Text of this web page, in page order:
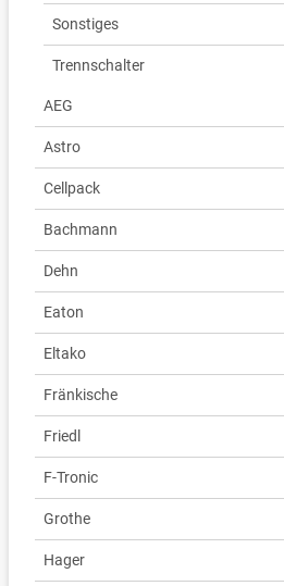
Sonstiges
Trennschalter
AEG
Astro
Cellpack
Bachmann
Dehn
Eaton
Eltako
Fränkische
Friedl
F-Tronic
Grothe
Hager